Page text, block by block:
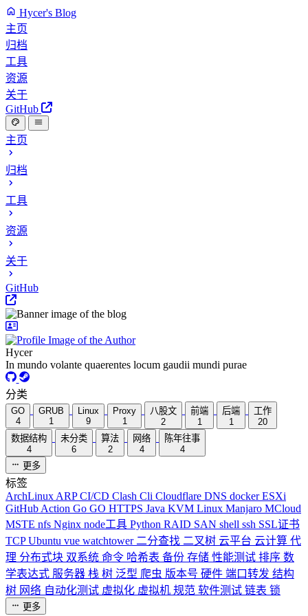
Hycer's Blog
主页
归档
工具
资源
关于
GitHub
主页
归档
工具
资源
关于
GitHub
Hycer
In mundo volante quaerentes locum gaudii mundi purae
分类
GO
4
GRUB
1
Linux
9
Proxy
1
八股文
2
前端
1
后端
1
工作
20
数据结构
4
未分类
6
算法
2
网络
4
陈年往事
4
更多
标签
ArchLinux ARPCI/CD Clash Cli Cloudflare DNS dockerESXi
GitHub Action Go GO HTTPS Java KVM Linux Manjaro MCloud
MSTE nfs Nginx node工具 Python RAID SAN shell ssh SSL证书
TCPUbuntu vue watchtower 二分查找 二叉树 云平台 云计算 代
理 分布式块 双系统 命令 哈希表 备份 存储 性能测试 排序 数
学表达式 服务器 栈 树 泛型 爬虫 版本号 硬件 端口转发 结构
树 网络 自动化测试 虚拟化 虚拟机 规范 软件测试 链表 锁
更多